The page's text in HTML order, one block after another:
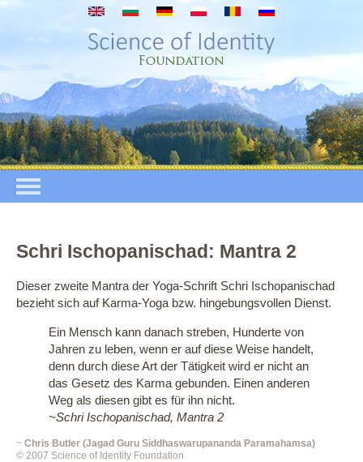
Direkt zum Inhalt
Schri Ischopanischad: Mantra 2
Dieser zweite Mantra der Yoga-Schrift Schri Ischopanischad
bezieht sich auf Karma-Yoga bzw. hingebungsvollen Dienst.
Ein Mensch kann danach streben, Hunderte von
Jahren zu leben, wenn er auf diese Weise handelt,
denn durch diese Art der Tätigkeit wird er nicht an
das Gesetz des Karma gebunden. Einen anderen
Weg als diesen gibt es für ihn nicht.
~Schri Ischopanischad, Mantra 2
~ Chris Butler (Jagad Guru Siddhaswarupananda Paramahamsa)
© 2007 Science of Identity Foundation